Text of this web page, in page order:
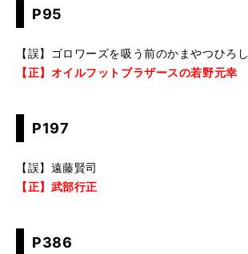
P95
【誤】ゴロワーズを吸う前のかまやつひろし
【正】オイルフットブラザースの若野元幸
P197
【誤】遠藤賢司
【正】武部行正
P386